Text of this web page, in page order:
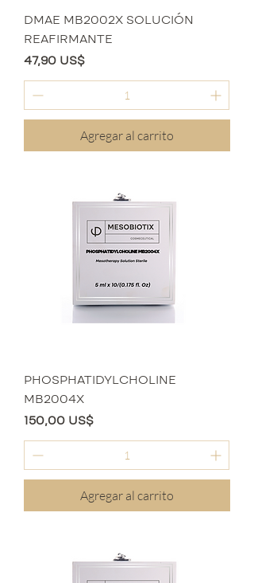
DMAE MB2002X SOLUCIÓN
REAFIRMANTE
Precio
47,90 US$
Agregar al carrito
PHOSPHATIDYLCHOLINE
MB2004X
Precio
150,00 US$
Agregar al carrito